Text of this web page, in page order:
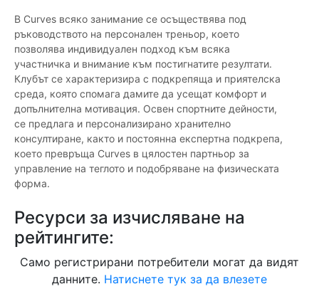
В Curves всяко занимание се осъществява под
ръководството на персонален треньор, което
позволява индивидуален подход към всяка
участничка и внимание към постигнатите резултати.
Клубът се характеризира с подкрепяща и приятелска
среда, която спомага дамите да усещат комфорт и
допълнителна мотивация. Освен спортните дейности,
се предлага и персонализирано хранително
консултиране, както и постоянна експертна подкрепа,
което превръща Curves в цялостен партньор за
управление на теглото и подобряване на физическата
форма.
Ресурси за изчисляване на
рейтингите:
Само регистрирани потребители могат да видят
данните. Натиснете тук за да влезете